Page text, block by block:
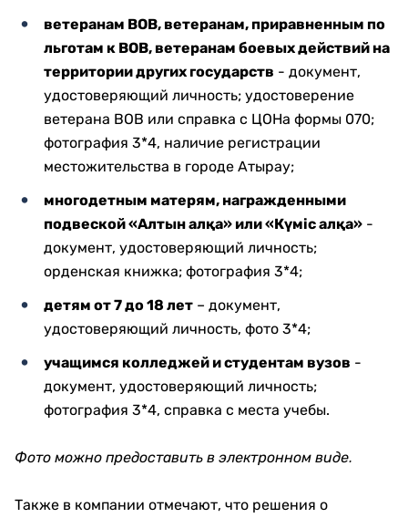
ветеранам ВОВ, ветеранам, приравненным по
льготам к ВОВ, ветеранам боевых действий на
территории других государств - документ,
удостоверяющий личность; удостоверение
ветерана ВОВ или справка с ЦОНа формы 070;
фотография 3*4, наличие регистрации
местожительства в городе Атырау;
многодетным матерям, награжденными
подвеской «Алтын алқа» или «Күміс алқа» -
документ, удостоверяющий личность;
орденская книжка; фотография 3*4;
детям от 7 до 18 лет – документ,
удостоверяющий личность, фото 3*4;
учащимся колледжей и студентам вузов -
документ, удостоверяющий личность;
фотография 3*4, справка с места учебы.
Фото можно предоставить в электронном виде.
Также в компании отмечают, что решения о